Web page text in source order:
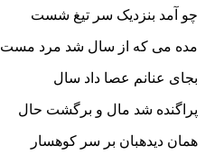
چو آمد بنزدیک سر تیغ شست
مده مى که از سال شد مرد مست‏
بجاى عنانم عصا داد سال
پراگنده شد مال و برگشت حال‏
همان دیده‏بان بر سر کوهسار